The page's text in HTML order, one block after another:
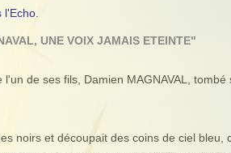
l'Echo.
UNE VOIX JAMAIS ETEINTE"
de ses fils, Damien MAGNAVAL,
noirs et découpait des coins de ciel